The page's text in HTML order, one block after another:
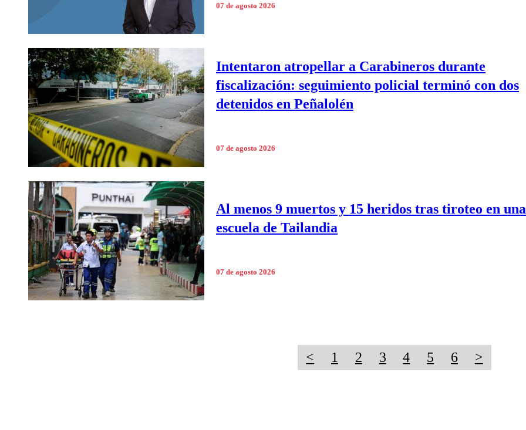
07 de agosto 2026
Intentaron atropellar a Carabineros durante
fiscalización: seguimiento policial terminó con dos
detenidos en Peñalolén
07 de agosto 2026
Al menos 9 muertos y 15 heridos tras tiroteo en una
escuela de Tailandia
07 de agosto 2026
< 1 2 3 4 5 6 >